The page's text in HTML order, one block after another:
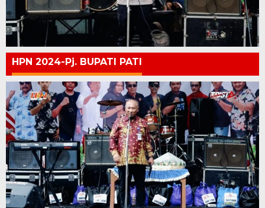
HPN 2024-Pj. BUPATI PATI